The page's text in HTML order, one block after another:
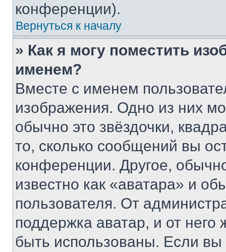
конференции).
Вернуться к началу
» Как я могу поместить
именем?
Вместе с именем
изображения. Одно из них
обычно это звёздочки,
то, сколько сообщений вы
конференции. Другое,
известно как «аватара» и
пользователя. От
поддержка аватар, и от него
быть использованы. Если